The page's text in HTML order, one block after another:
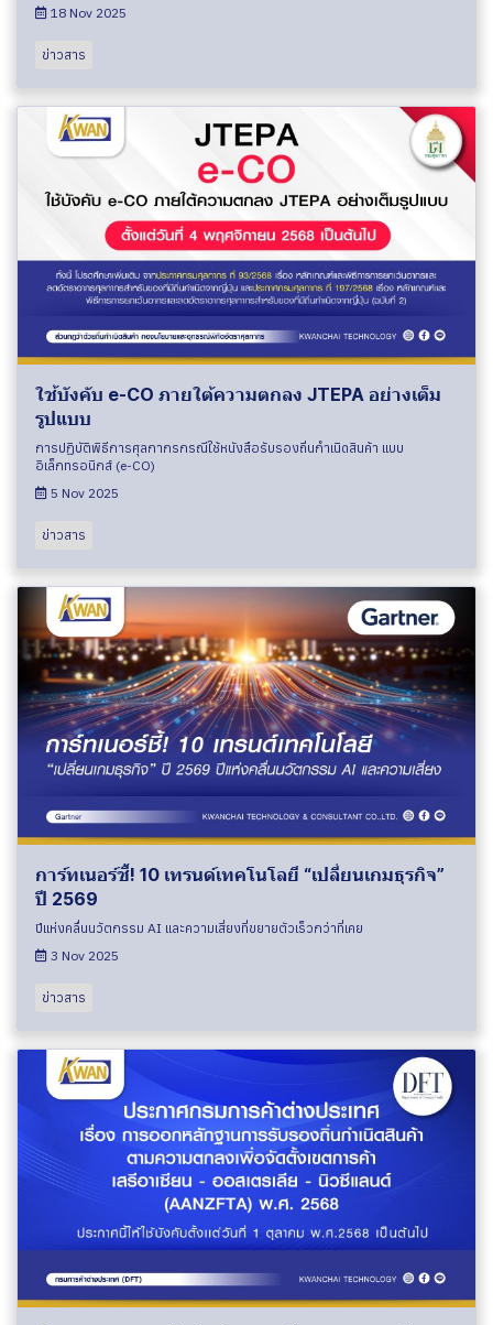
18 Nov 2025
ข่าวสาร
ใช้บังคับ e-CO ภายใต้ความตกลง JTEPA อย่างเต็ม
รูปแบบ
การปฏิบัติพิธีการศุลกากรกรณีใช้หนังสือรับรองถิ่นกําเนิดสินค้า แบบ
อิเล็กทรอนิกส์ (e-CO)
5 Nov 2025
ข่าวสาร
การ์ทเนอร์ชี้! 10 เทรนด์เทคโนโลยี “เปลี่ยนเกมธุรกิจ”
ปี 2569
ปีแห่งคลื่นนวัตกรรม AI และความเสี่ยงที่ขยายตัวเร็วกว่าที่เคย
3 Nov 2025
ข่าวสาร